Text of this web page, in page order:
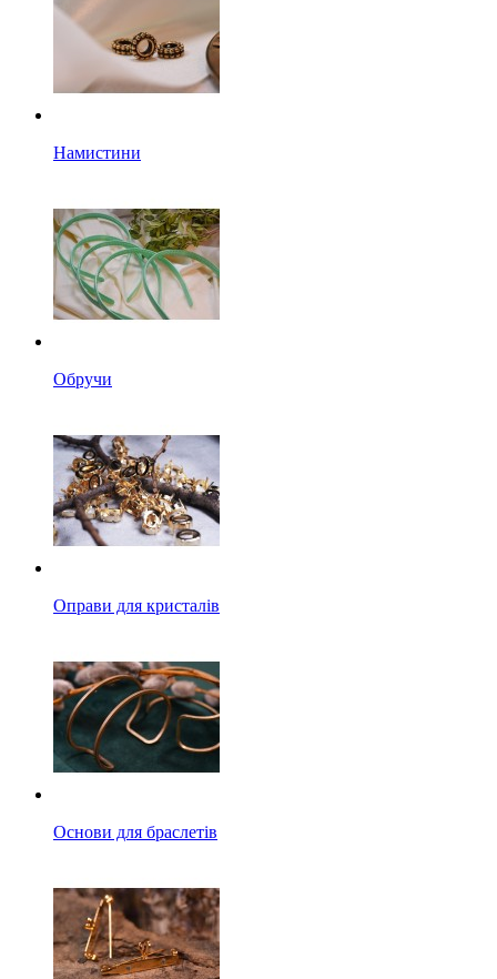
Намистини
Обручи
Оправи для кристалів
Основи для браслетів